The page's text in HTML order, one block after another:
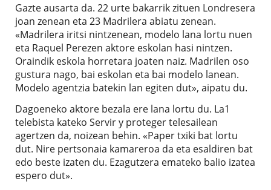
Gazte ausarta da. 22 urte bakarrik zituen Londresera
joan zenean eta 23 Madrilera abiatu zenean.
«Madrilera iritsi nintzenean, modelo lana lortu nuen
eta Raquel Perezen aktore eskolan hasi nintzen.
Oraindik eskola horretara joaten naiz. Madrilen oso
gustura nago, bai eskolan eta bai modelo lanean.
Modelo agentzia batekin lan egiten dut», aipatu du.
Dagoeneko aktore bezala ere lana lortu du. La1
telebista kateko Servir y proteger telesailean
agertzen da, noizean behin. «Paper txiki bat lortu
dut. Nire pertsonaia kamareroa da eta esaldiren bat
edo beste izaten du. Ezagutzera emateko balio izatea
espero dut».